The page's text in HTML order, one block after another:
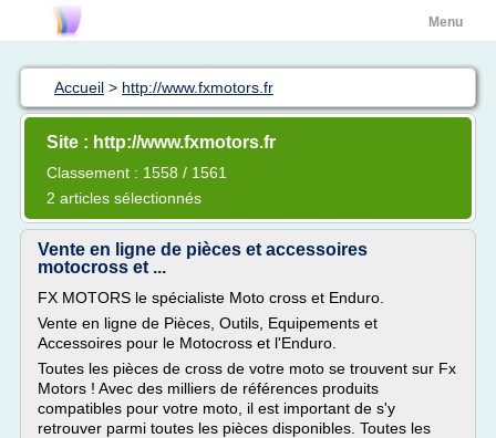
Menu
Accueil > http://www.fxmotors.fr
Site : http://www.fxmotors.fr
Classement : 1558 / 1561
2 articles sélectionnés
Vente en ligne de pièces et accessoires
motocross et ...
FX MOTORS le spécialiste Moto cross et Enduro.
Vente en ligne de Pièces, Outils, Equipements et
Accessoires pour le Motocross et l'Enduro.
Toutes les pièces de cross de votre moto se trouvent sur Fx
Motors ! Avec des milliers de références produits
compatibles pour votre moto, il est important de s'y
retrouver parmi toutes les pièces disponibles. Toutes les